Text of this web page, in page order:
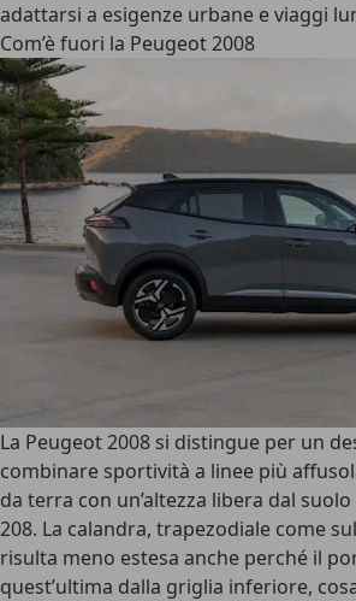
adattarsi a esigenze urbane e viaggi
Com’è fuori la Peugeot 2008
La Peugeot 2008 si distingue per un
combinare sportività a linee più
da terra con un’altezza libera dal
208. La calandra, trapezodiale come
risulta meno estesa anche perché il
quest’ultima dalla griglia inferiore,